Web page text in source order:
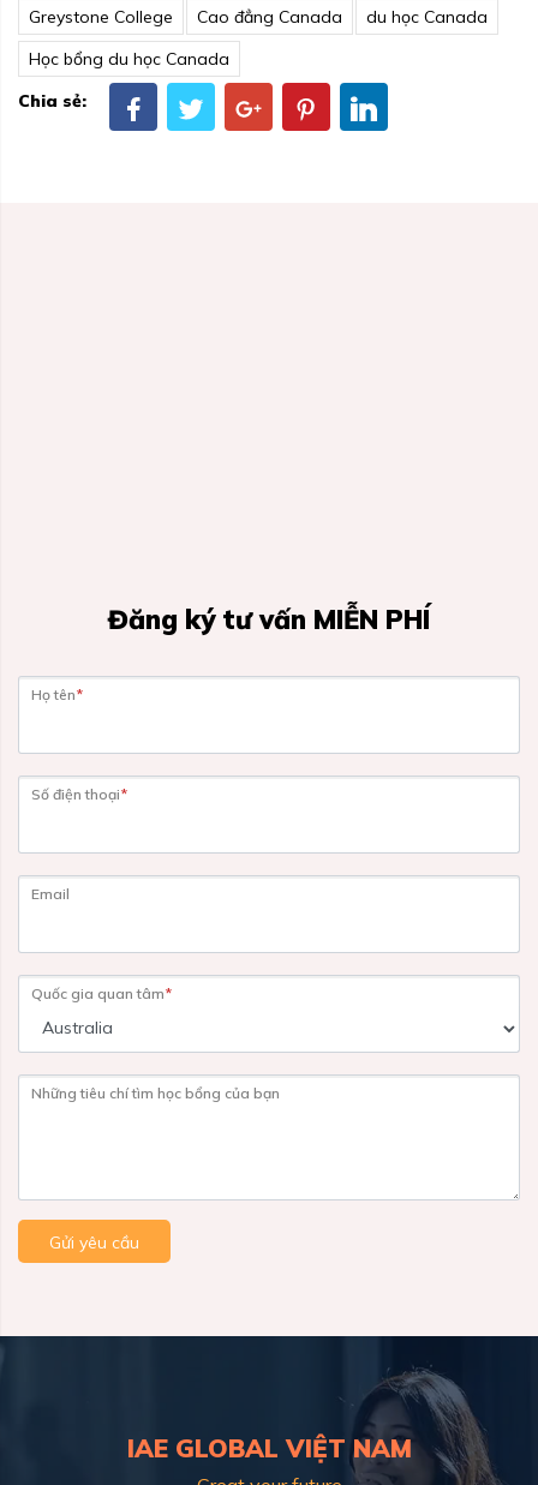
Greystone College
Cao đẳng Canada
du học Canada
Học bổng du học Canada
Chia sẻ:
Đăng ký tư vấn MIỄN PHÍ
Họ tên*
Số điện thoại*
Email
Quốc gia quan tâm*
Những tiêu chí tìm học bổng của bạn
Gửi yêu cầu
IAE GLOBAL VIỆT NAM